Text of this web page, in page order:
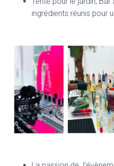
ingrédients réunis pour